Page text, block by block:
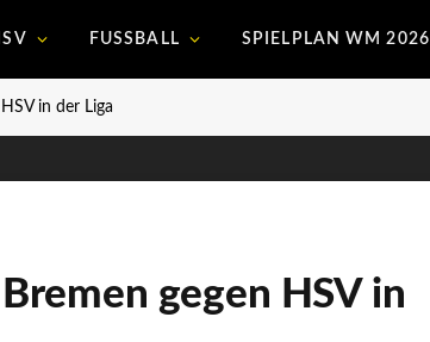
FUSSBALL SPIELPLAN WM 2026
in der Liga
gegen HSV in